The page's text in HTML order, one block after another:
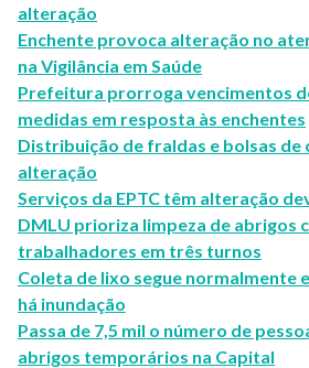
alteração
Enchente provoca alteração no
na Vigilância em Saúde
Prefeitura prorroga vencimentos
medidas em resposta às enchentes
Distribuição de fraldas e bolsas
alteração
Serviços da EPTC têm alteração
DMLU prioriza limpeza de abrigos
trabalhadores em três turnos
Coleta de lixo segue normalmente
há inundação
Passa de 7,5 mil o número de
abrigos temporários na Capital